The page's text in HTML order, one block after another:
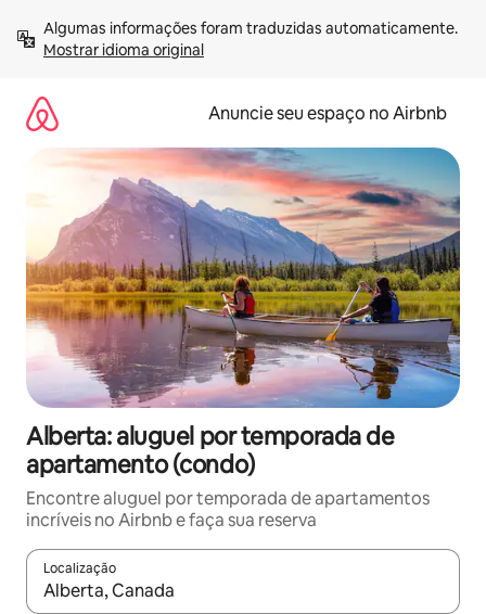
para
Mostrar idioma original
Anuncie seu espaço no Airbnb
Alberta: aluguel por temporada de
apartamento (condo)
Encontre aluguel por temporada de apartamentos
incríveis no Airbnb e faça sua reserva
Localização
Quando os resultados estiverem disponíveis, explore-os